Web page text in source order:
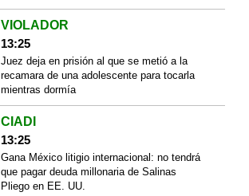
VIOLADOR
13:25
Juez deja en prisión al que se metió a la
recamara de una adolescente para tocarla
mientras dormía
CIADI
13:25
Gana México litigio internacional: no tendrá
que pagar deuda millonaria de Salinas
Pliego en EE. UU.